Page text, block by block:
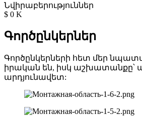
Նվիրաբերություններ
$ 0 K
Գործընկերներ
Գործընկերների հետ մեր
իրական են, իսկ աշխատանքը՝
արդյունավետ: